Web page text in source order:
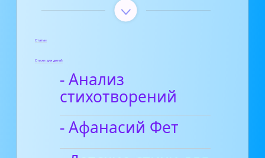
Статьи
Стихи для детей
- Анализ
стихотворений
- Афанасий Фет